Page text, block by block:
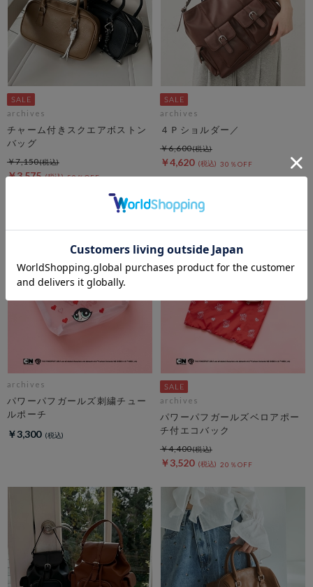
archives
チャーム付きスクエアボストン
バッグ
￥3,575 50％OFF
￥7,150
archives
４Ｐショルダー／
￥4,620 30％OFF
￥6,600
archives
パワーパフガールズ刺繍チュー
ルポーチ
￥3,300
archives
パワーパフガールズベロアポー
チ付エコバック
￥3,520 20％OFF
￥4,400